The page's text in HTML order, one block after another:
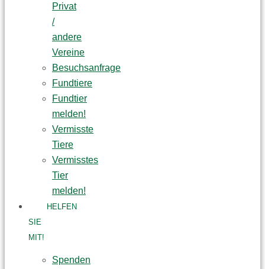
Privat
/
andere
Vereine
Besuchsanfrage
Fundtiere
Fundtier
melden!
Vermisste
Tiere
Vermisstes
Tier
melden!
HELFEN
SIE
MIT!
Spenden